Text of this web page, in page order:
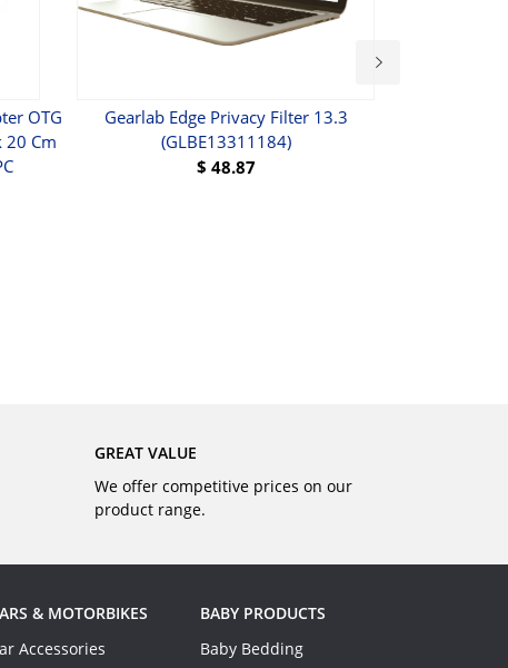
OTG
20 Cm
Gearlab Edge Privacy Filter 13.3
(GLBE13311184)
$ 48.87
GREAT VALUE
We offer competitive prices on our
product range.
& MOTORBIKES
Accessories
BABY PRODUCTS
Baby Bedding